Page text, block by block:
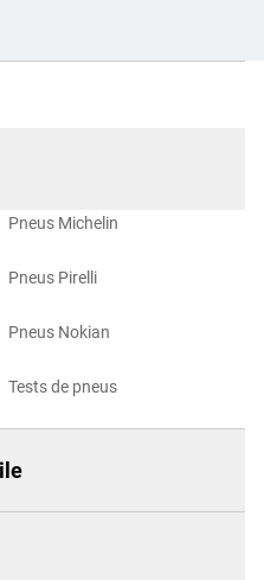
Pneus Michelin
Pneus Pirelli
Pneus Nokian
Tests de pneus